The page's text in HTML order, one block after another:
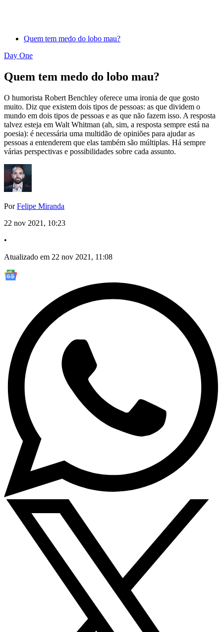
Quem tem medo do lobo mau?
Day One
Quem tem medo do lobo mau?
O humorista Robert Benchley oferece uma ironia de que gosto
muito. Diz que existem dois tipos de pessoas: as que dividem o
mundo em dois tipos de pessoas e as que não fazem isso. A resposta
talvez esteja em Walt Whitman (ah, sim, a resposta sempre está na
poesia): é necessária uma multidão de opiniões para ajudar as
pessoas a entenderem que elas também são múltiplas. Há sempre
várias perspectivas e possibilidades sobre cada assunto.
PorFelipe Miranda
22 nov 2021, 10:23
•
Atualizado em 22 nov 2021, 11:08